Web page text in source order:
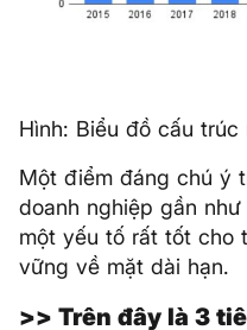
Hình: Biểu đồ cấu trúc
Một điểm đáng chú ý
doanh nghiệp gần
một yếu tố rất tốt cho
vững về mặt dài hạn.
>> Trên đây là 3